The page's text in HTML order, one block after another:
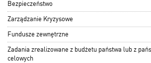
Bezpieczeństwo
Zarządzanie Kryzysowe
Fundusze zewnętrzne
Zadania zrealizowane z budżetu państwa lub z
celowych